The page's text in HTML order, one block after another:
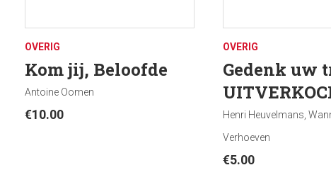
Werkboek voor
OVERIG
Kom jij, Beloofde
Antoine Oomen
€10.00
OVERIG
Gedenk uw
Henri Heuvelmans,
Verhoeven
€5.00